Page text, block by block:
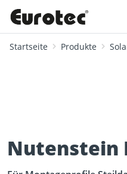
Startseite Produkte
Nutenstein